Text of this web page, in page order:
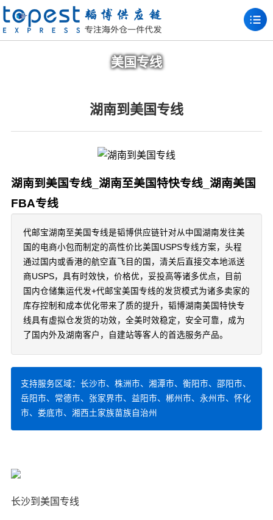
美国专线
湖南到美国专线
湖南到美国专线_湖南至美国特快专线_湖南美国
FBA专线
代邮宝湖南至美国专线是韬博供应链针对从中国湖南发往美
国的电商小包而制定的高性价比美国USPS专线方案，头程
通过国内或香港的航空直飞目的国，清关后直接交本地派送
商USPS，具有时效快，价格优，妥投高等诸多优点，目前
国内仓储集运代发+代邮宝美国专线的发货模式为诸多卖家的
库存控制和成本优化带来了质的提升，韬博湖南美国特快专
线具有虚拟仓发货的功效，全美时效稳定，安全可靠，成为
了国内外及湖南客户，自建站等客人的首选服务产品。
支持服务区域：长沙市、株洲市、湘潭市、衡阳市、邵阳市、
岳阳市、常德市、张家界市、益阳市、郴州市、永州市、怀化
市、娄底市、湘西土家族苗族自治州
长沙到美国专线